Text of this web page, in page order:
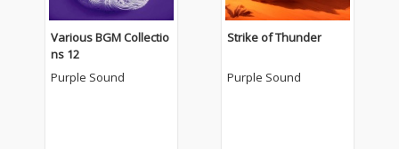
Various BGM Collectio
ns 12
Purple Sound
Strike of Thunder
Purple Sound